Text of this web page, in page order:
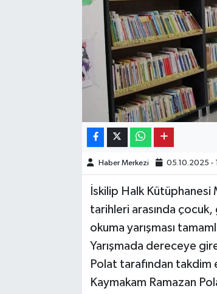
Haber Merkezi 05.10.2025 -
İskilip Halk Kütüphanesi
tarihleri arasında
okuma yarışması
Yarışmada dereceye
Polat tarafından takdim
Kaymakam Ramazan
Osmancık